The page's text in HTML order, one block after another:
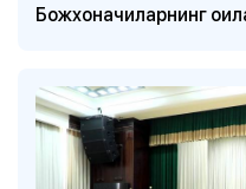
Божхоначиларнинг